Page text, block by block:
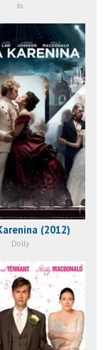
Jo
(2012)
Dolly